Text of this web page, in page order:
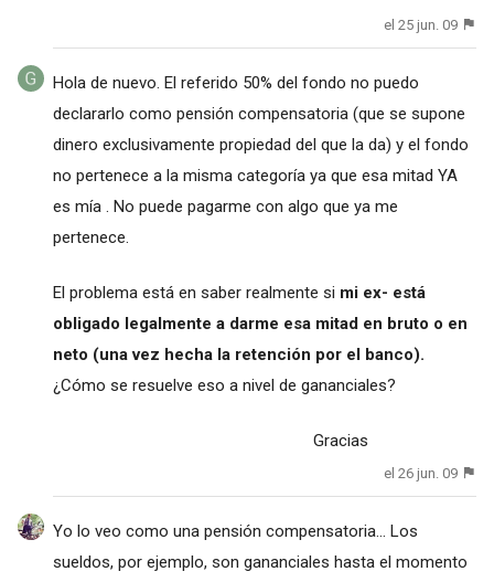
el 25 jun. 09
Hola de nuevo. El referido 50% del fondo no puedo
declararlo como pensión compensatoria (que se supone
dinero exclusivamente propiedad del que la da) y el fondo
no pertenece a la misma categoría ya que esa mitad YA
es mía . No puede pagarme con algo que ya me
pertenece.
El problema está en saber realmente si mi ex- está
obligado legalmente a darme esa mitad en bruto o en
neto (una vez hecha la retención por el banco).
¿Cómo se resuelve eso a nivel de gananciales?
Gracias
el 26 jun. 09
Yo lo veo como una pensión compensatoria... Los
sueldos, por ejemplo, son gananciales hasta el momento